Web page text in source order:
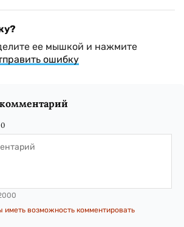
ее мышкой и нажмите
ошибку
0
иметь возможность комментировать